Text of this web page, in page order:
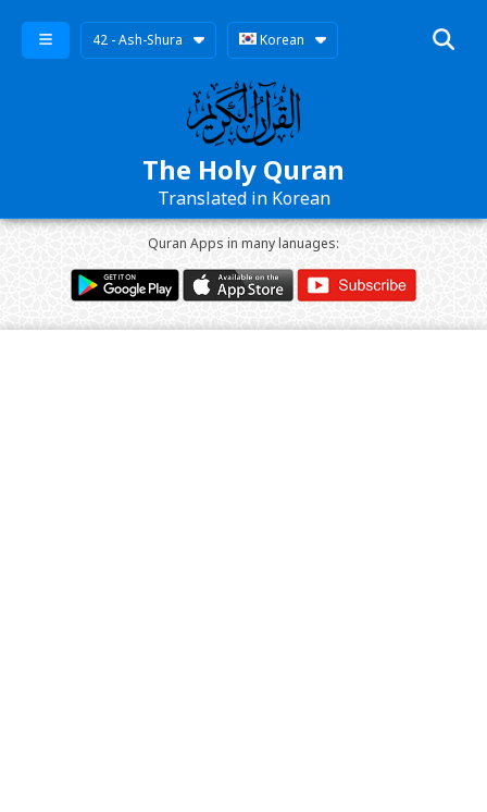
42 - Ash-Shura Korean
The Holy Quran
Translated in Korean
Quran Apps in many lanuages: